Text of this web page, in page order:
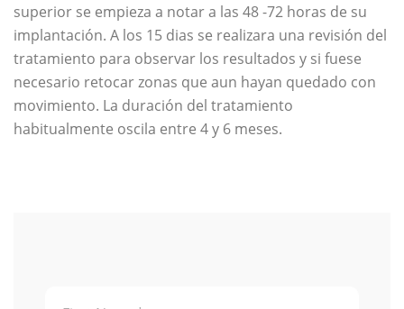
superior se empieza a notar a las 48 -72 horas de su
implantación. A los 15 dias se realizara una revisión del
tratamiento para observar los resultados y si fuese
necesario retocar zonas que aun hayan quedado con
movimiento. La duración del tratamiento
habitualmente oscila entre 4 y 6 meses.